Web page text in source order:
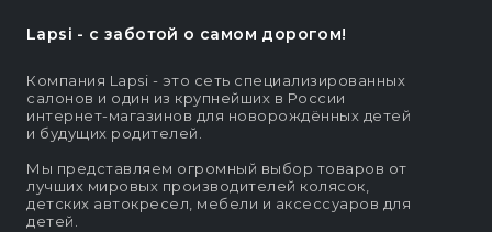
Lapsi - c заботой о самом дорогом!
Компания Lapsi - это сеть специализированных
салонов и один из крупнейших в России
интернет-магазинов для новорождённых детей
и будущих родителей.
Мы представляем огромный выбор товаров от
лучших мировых производителей колясок,
детских автокресел, мебели и аксессуаров для
детей.